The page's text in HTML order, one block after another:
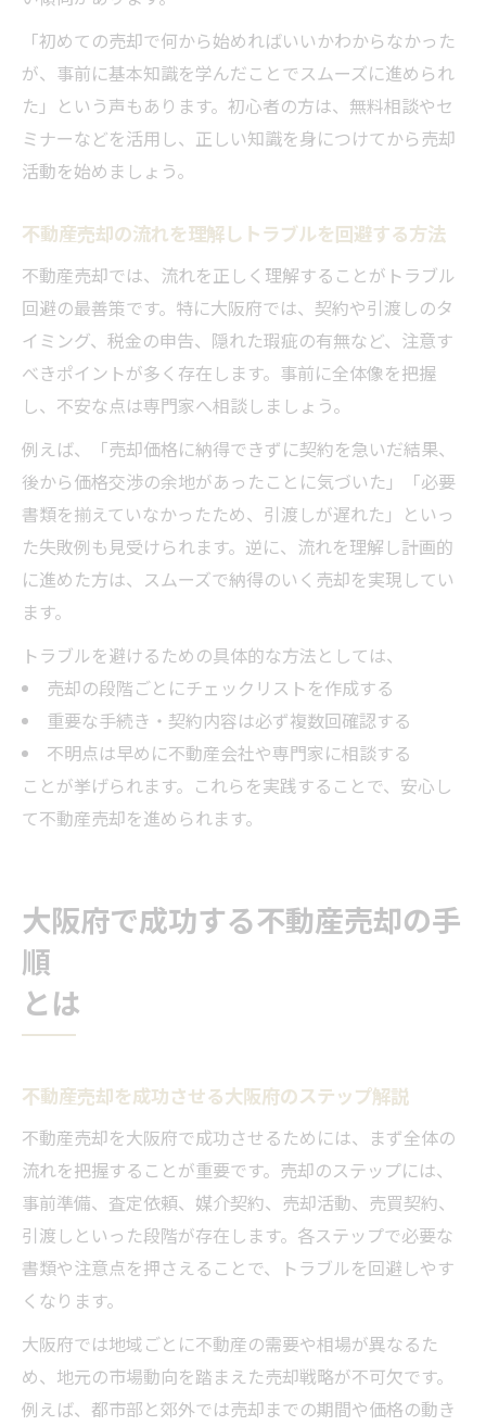
「初めての売却で何から始めればいいかわからなかった
が、事前に基本知識を学んだことでスムーズに進められ
た」という声もあります。初心者の方は、無料相談やセ
ミナーなどを活用し、正しい知識を身につけてから売却
活動を始めましょう。
不動産売却の流れを理解しトラブルを回避する方法
不動産売却では、流れを正しく理解することがトラブル
回避の最善策です。特に大阪府では、契約や引渡しのタ
イミング、税金の申告、隠れた瑕疵の有無など、注意す
べきポイントが多く存在します。事前に全体像を把握
し、不安な点は専門家へ相談しましょう。
例えば、「売却価格に納得できずに契約を急いだ結果、
後から価格交渉の余地があったことに気づいた」「必要
書類を揃えていなかったため、引渡しが遅れた」といっ
た失敗例も見受けられます。逆に、流れを理解し計画的
に進めた方は、スムーズで納得のいく売却を実現してい
ます。
トラブルを避けるための具体的な方法としては、
売却の段階ごとにチェックリストを作成する
重要な手続き・契約内容は必ず複数回確認する
不明点は早めに不動産会社や専門家に相談する
ことが挙げられます。これらを実践することで、安心し
て不動産売却を進められます。
大阪府で成功する不動産売却の手
順
とは
不動産売却を成功させる大阪府のステップ解説
不動産売却を大阪府で成功させるためには、まず全体の
流れを把握することが重要です。売却のステップには、
事前準備、査定依頼、媒介契約、売却活動、売買契約、
引渡しといった段階が存在します。各ステップで必要な
書類や注意点を押さえることで、トラブルを回避しやす
くなります。
大阪府では地域ごとに不動産の需要や相場が異なるた
め、地元の市場動向を踏まえた売却戦略が不可欠です。
例えば、都市部と郊外では売却までの期間や価格の動き